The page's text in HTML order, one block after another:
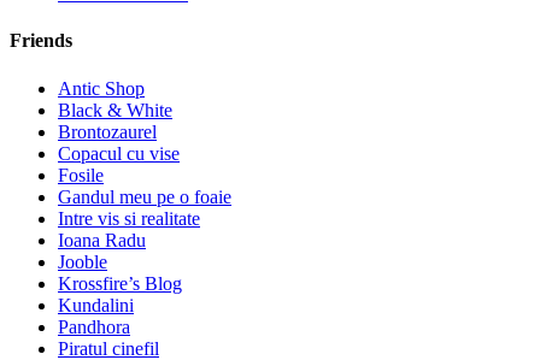
Friends
Antic Shop
Black & White
Brontozaurel
Copacul cu vise
Fosile
Gandul meu pe o foaie
Intre vis si realitate
Ioana Radu
Jooble
Krossfire’s Blog
Kundalini
Pandhora
Piratul cinefil